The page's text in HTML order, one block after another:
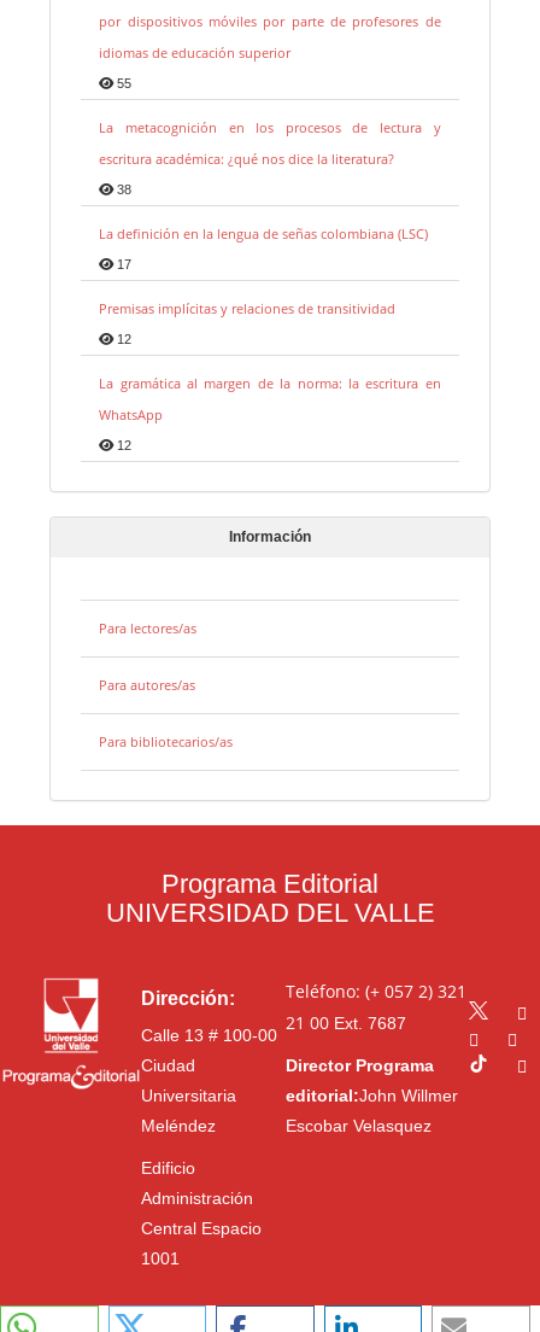
por dispositivos móviles por parte de profesores de
idiomas de educación superior
55
La metacognición en los procesos de lectura y
escritura académica: ¿qué nos dice la literatura?
38
La definición en la lengua de señas colombiana (LSC)
17
Premisas implícitas y relaciones de transitividad
12
La gramática al margen de la norma: la escritura en
WhatsApp
12
Información
Para lectores/as
Para autores/as
Para bibliotecarios/as
Programa Editorial
UNIVERSIDAD DEL VALLE
Dirección:
Calle 13 # 100-00
Ciudad
Universitaria
Meléndez
Edificio
Administración
Central Espacio
1001
Teléfono: (+ 057 2) 321
21 00Ext. 7687
Director Programa
editorial:John Willmer
Escobar Velasquez